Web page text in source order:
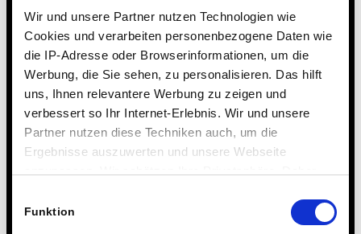
Wir und unsere Partner nutzen Technologien wie
Cookies und verarbeiten personenbezogene Daten wie
die IP-Adresse oder Browserinformationen, um die
Werbung, die Sie sehen, zu personalisieren. Das hilft
uns, Ihnen relevantere Werbung zu zeigen und
verbessert so Ihr Internet-Erlebnis. Wir und unsere
Partner nutzen diese Techniken auch, um die
Ergebnisse auszuwerten und unsere Webseite
Technologien.
Funktion